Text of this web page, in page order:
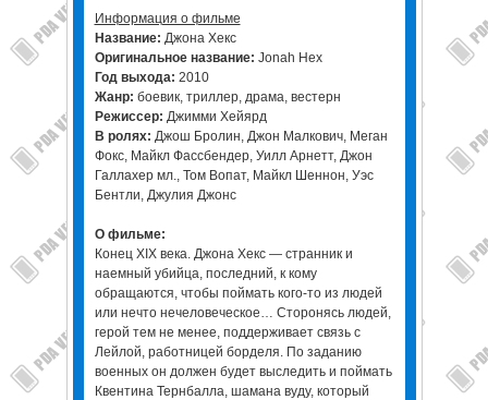
Информация о фильме
Название: Джона Хекс
Оригинальное название: Jonah Hex
Год выхода: 2010
Жанр: боевик, триллер, драма, вестерн
Режиссер: Джимми Хейярд
В ролях: Джош Бролин, Джон Малкович, Меган
Фокс, Майкл Фассбендер, Уилл Арнетт, Джон
Галлахер мл., Том Вопат, Майкл Шеннон, Уэс
Бентли, Джулия Джонс
О фильме:
Конец XIX века. Джона Хекс — странник и
наемный убийца, последний, к кому
обращаются, чтобы поймать кого-то из людей
или нечто нечеловеческое… Сторонясь людей,
герой тем не менее, поддерживает связь с
Лейлой, работницей борделя. По заданию
военных он должен будет выследить и поймать
Квентина Тернбалла, шамана вуду, который